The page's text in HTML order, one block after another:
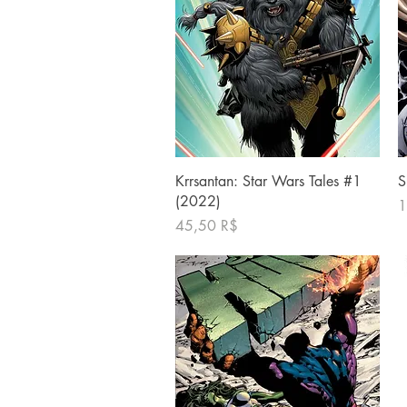
Γρήγορη προβολή
Krrsantan: Star Wars Tales #1
(2022)
Τιμή
45,50 R$